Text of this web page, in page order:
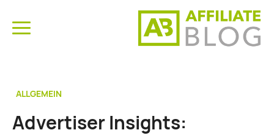
ALLGEMEIN
Advertiser Insights: